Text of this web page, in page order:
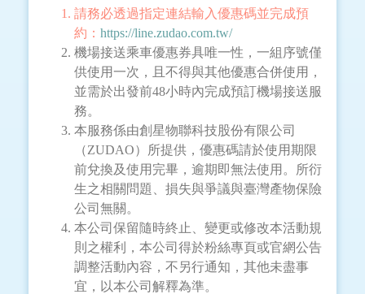
請務必透過指定連結輸入優惠碼並完成預
約： https://line.zudao.com.tw/
機場接送乘車優惠券具唯一性，一組序號僅
供使用一次，且不得與其他優惠合併使用，
並需於出發前48小時內完成預訂機場接送服
務。
本服務係由創星物聯科技股份有限公司
（ZUDAO）所提供，優惠碼請於使用期限
前兌換及使用完畢，逾期即無法使用。所衍
生之相關問題、損失與爭議與臺灣產物保險
公司無關。
本公司保留隨時終止、變更或修改本活動規
則之權利，本公司得於粉絲專頁或官網公告
調整活動內容，不另行通知，其他未盡事
宜，以本公司解釋為準。